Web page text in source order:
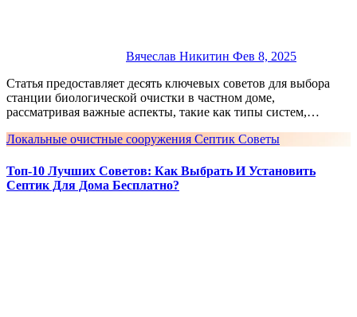
Вячеслав Никитин Фев 8, 2025
Статья предоставляет десять ключевых советов для выбора
станции биологической очистки в частном доме,
рассматривая важные аспекты, такие как типы систем,…
Локальные очистные сооружения Септик Советы
Топ-10 Лучших Советов: Как Выбрать И Установить
Септик Для Дома Бесплатно?